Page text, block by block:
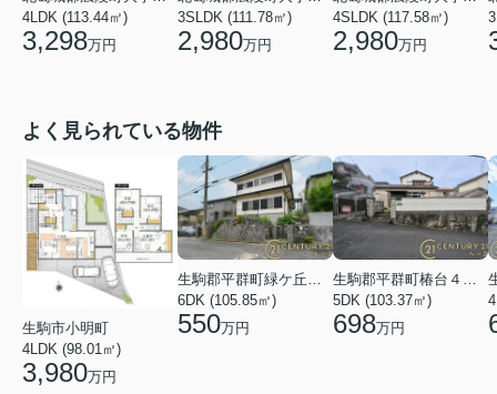
4LDK (113.44㎡)
3,298万円
3SLDK (111.78㎡)
2,980万円
4SLDK (117.58㎡)
2,980万円
よく見られている物件
生駒市小明町
4LDK (98.01㎡)
3,980万円
6DK (105.85㎡)
550万円
5DK (103.37㎡)
698万円